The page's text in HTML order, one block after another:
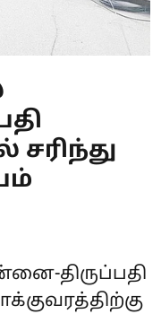
திருப்பதி